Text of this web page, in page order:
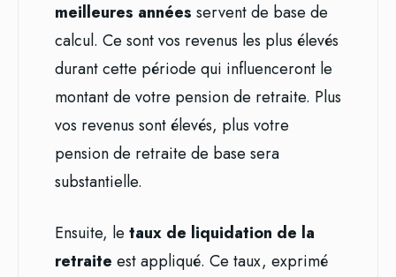
meilleures années servent de base de
calcul. Ce sont vos revenus les plus élevés
durant cette période qui influenceront le
montant de votre pension de retraite. Plus
vos revenus sont élevés, plus votre
pension de retraite de base sera
substantielle.
Ensuite, le taux de liquidation de la
retraite est appliqué. Ce taux, exprimé